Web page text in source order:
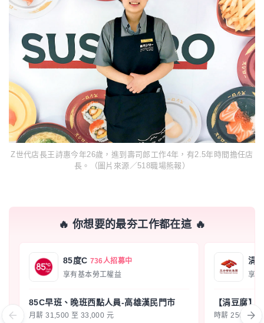
Z世代店長王詩惠今年26歲，進到壽司郎工作4年，有2.5年時間擔任店
長。（圖片來源／518職場熊報）
🔥 你想要的最夯工作都在這 🔥
85度C 736人招募中
享有基本勞工權益
85C早班、晚班西點人員-高雄漢民門市
月薪 31,500 至 33,000 元
涓
享
【涓豆腐】
時薪 250 元以